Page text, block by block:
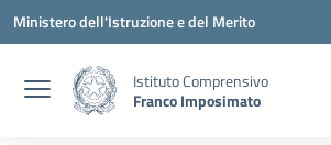
Vai ai contenuti
Vai al menu di navigazione
Vai al footer
Ministero dell'Istruzione e del Merito
Istituto Comprensivo
Franco Imposimato